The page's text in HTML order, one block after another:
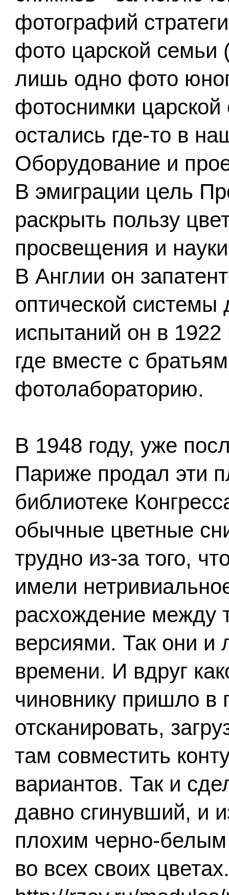
фотографий
фото царской семьи
лишь одно фото
фотоснимки
остались где-то в
Оборудование и
В эмиграции цель
раскрыть пользу
просвещения и
В Англии он
оптической
испытаний он в
где вместе с
фотолабораторию.
В 1948 году, уже
Париже продал эти
библиотеке
обычные цветные
трудно из-за того,
имели
расхождение между
версиями. Так они и
времени. И вдруг
чиновнику пришло в
отсканировать,
там совместить
вариантов. Так и
давно сгинувший, и
плохим черно-белым
во всех своих